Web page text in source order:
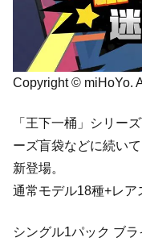
Copyright © miHoYo.
「王下一桶」シリー
ーズ盲袋などに続い
新登場。
通常モデル18種+レア
シングル1パック ブ